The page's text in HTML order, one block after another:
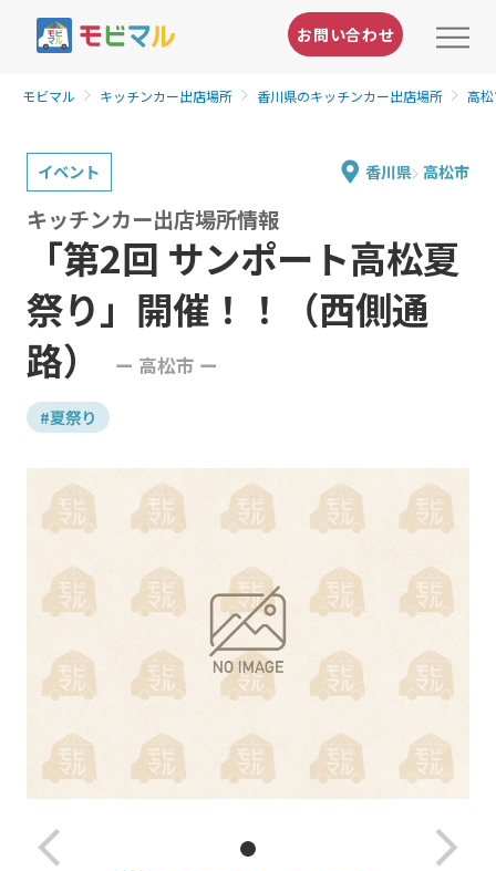
お問い合わせ
モビマル キッチンカー出店場所 香川県のキッチンカー出店場所 高
イベント 香川県 高松市
「第2回 サンポート高松夏
祭り」開催！！（西側通
路）
ー 高松市 ー
キッチンカー出店場所情報
#夏祭り
arrow_back_ios_new arrow_forward_ios